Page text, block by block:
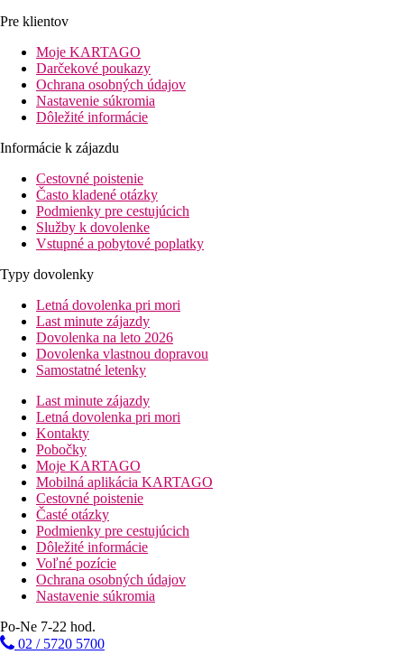
Pre klientov
Moje KARTAGO
Darčekové poukazy
Ochrana osobných údajov
Nastavenie súkromia
Dôležité informácie
Informácie k zájazdu
Cestovné poistenie
Často kladené otázky
Podmienky pre cestujúcich
Služby k dovolenke
Vstupné a pobytové poplatky
Typy dovolenky
Letná dovolenka pri mori
Last minute zájazdy
Dovolenka na leto 2026
Dovolenka vlastnou dopravou
Samostatné letenky
Last minute zájazdy
Letná dovolenka pri mori
Kontakty
Pobočky
Moje KARTAGO
Mobilná aplikácia KARTAGO
Cestovné poistenie
Časté otázky
Podmienky pre cestujúcich
Dôležité informácie
Voľné pozície
Ochrana osobných údajov
Nastavenie súkromia
Po-Ne 7-22 hod.
02 / 5720 5700